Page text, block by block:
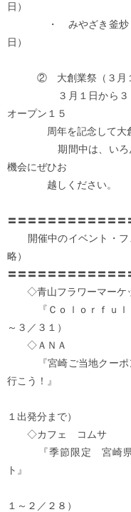
日）
・ みやざき釜炒り茶
日）
② 大創業祭（３月１
３月１日から３１日
オープン１５
周年を記念して大創
期間中は、いろんな
機会にぜひお
越しください。
〓〓〓〓〓〓〓〓〓〓〓
開催中のイベント・
略）
〓〓〓〓〓〓〓〓〓〓〓
◇青山フラワーマーケ
『Ｃｏｌｏｒｆ
～３／３１）
◇ＡＮＡ
『宮崎ご当地クーポン
行こう！』
（
１出発分まで）
◇カフェ コムサ
『季節限定 宮崎県産
ト』
（
１～２／２８）